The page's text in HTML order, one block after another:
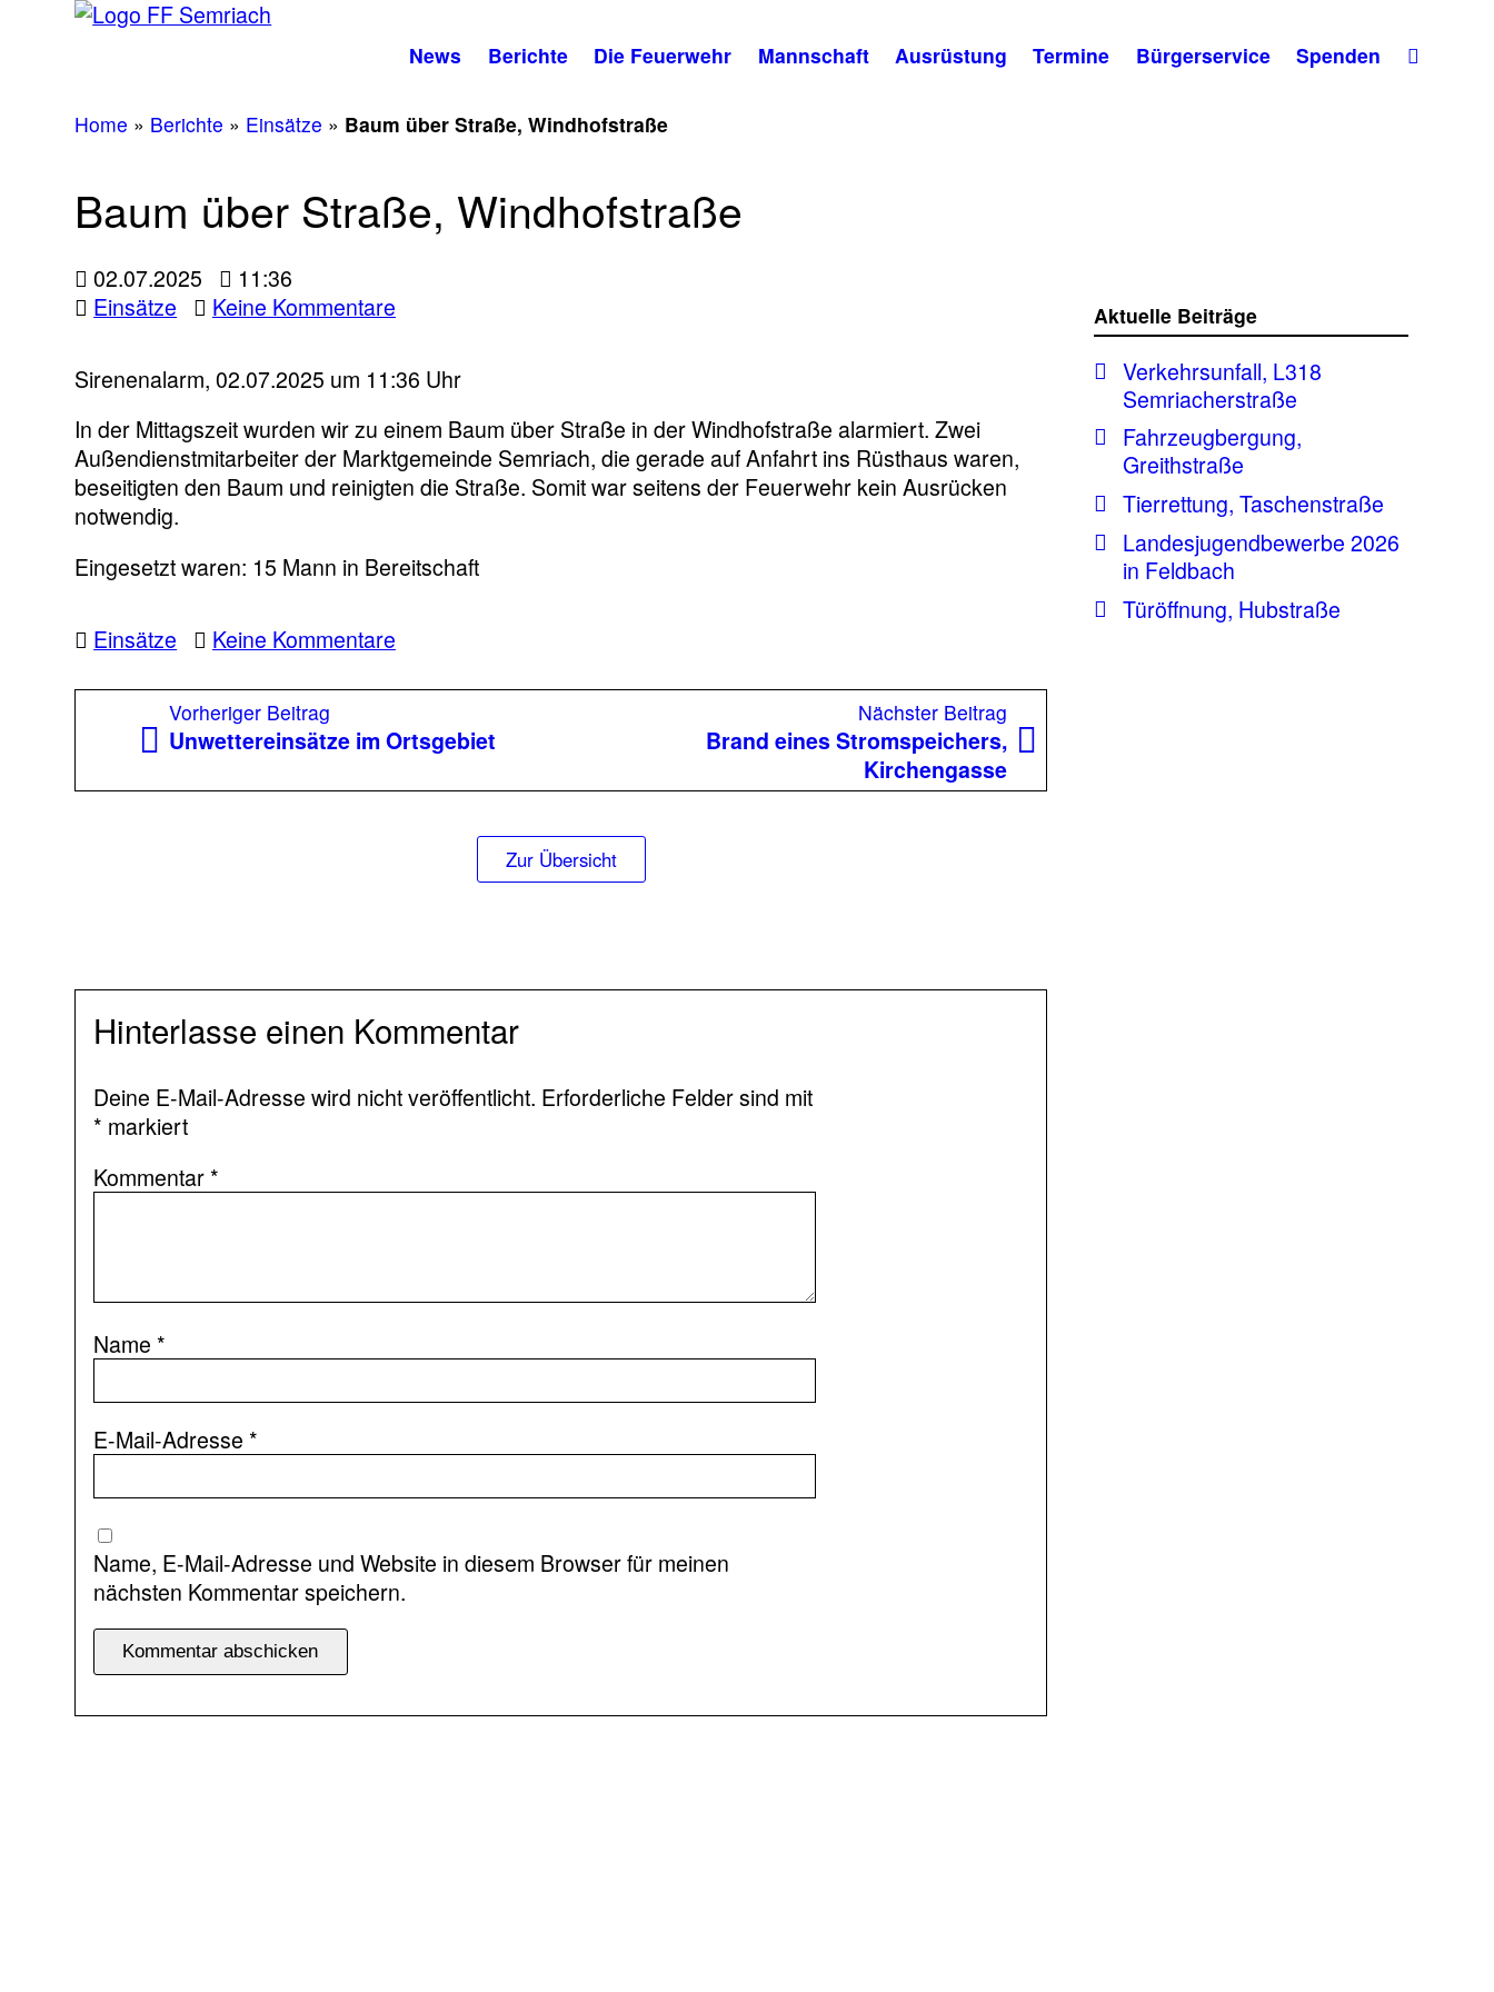
News Berichte Die Feuerwehr Mannschaft Ausrüstung Termine Bürgerservice Spenden
Home » Berichte » Einsätze » Baum über Straße, Windhofstraße
Baum über Straße, Windhofstraße
02.07.2025
11:36
Einsätze
Keine Kommentarezu
Straße,
Windhofstraße
Sirenenalarm, 02.07.2025 um 11:36 Uhr
In der Mittagszeit wurden wir zu einem Baum über Straße in der Windhofstraße alarmiert. Zwei
Außendienstmitarbeiter der Marktgemeinde Semriach, die gerade auf Anfahrt ins Rüsthaus waren,
beseitigten den Baum und reinigten die Straße. Somit war seitens der Feuerwehr kein Ausrücken
notwendig.
Eingesetzt waren: 15 Mann in Bereitschaft
Einsätze Keine Kommentarezu
über
Straße,
Windhofstraße
Beitragsnavigation
Vorheriger Beitrag
Beitrag:
Unwettereinsätze im Ortsgebiet
Nächster Beitrag
Beitrag:
Brand eines Stromspeichers,
Kirchengasse
Zur Übersicht
Hinterlasse einen Kommentar
Deine E-Mail-Adresse wird nicht veröffentlicht. Erforderliche Felder sind mit
* markiert
Kommentar *
Name *
E-Mail-Adresse *
Name, E-Mail-Adresse und Website in diesem Browser für meinen
nächsten Kommentar speichern.
Aktuelle Beiträge
Verkehrsunfall, L318
Semriacherstraße
Fahrzeugbergung,
Greithstraße
Tierrettung, Taschenstraße
Landesjugendbewerbe 2026
in Feldbach
Türöffnung, Hubstraße